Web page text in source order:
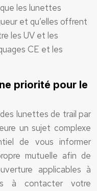
les lunettes
et qu’elles offrent
les UV et les
CE et les
priorité pour le
lunettes de trail par
un sujet complexe
de vous informer
mutuelle afin de
applicables à
à contacter votre